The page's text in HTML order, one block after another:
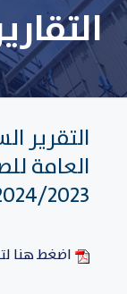
التقرير
العامة
2023
اضغط هنا